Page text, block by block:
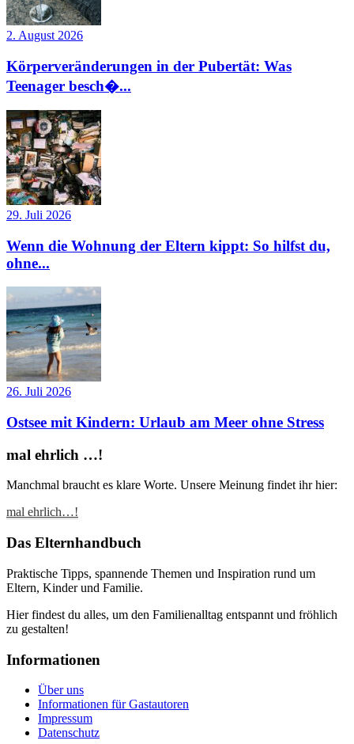
2. August 2026
Körperveränderungen in der Pubertät: Was
Teenager besch�...
29. Juli 2026
Wenn die Wohnung der Eltern kippt: So hilfst du,
ohne...
26. Juli 2026
Ostsee mit Kindern: Urlaub am Meer ohne Stress
mal ehrlich …!
Manchmal braucht es klare Worte. Unsere Meinung findet ihr hier:
mal ehrlich…!
Das Elternhandbuch
Praktische Tipps, spannende Themen und Inspiration rund um
Eltern, Kinder und Familie.
Hier findest du alles, um den Familienalltag entspannt und fröhlich
zu gestalten!
Informationen
Über uns
Informationen für Gastautoren
Impressum
Datenschutz